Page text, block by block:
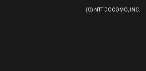
(C) NTT DOCOMO, INC.